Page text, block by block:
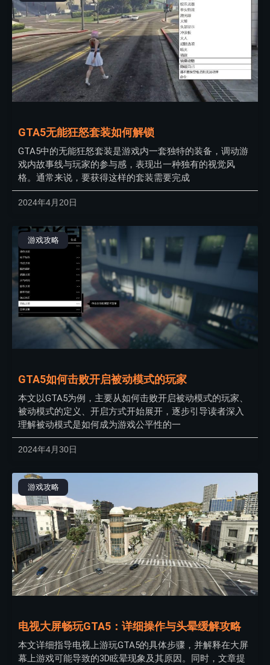
GTA5无能狂怒套装如何解锁
GTA5中的无能狂怒套装是游戏内一套独特的装备，调动游
戏内故事线与玩家的参与感，表现出一种独有的视觉风
格。通常来说，要获得这样的套装需要完成
2024年4月20日
游戏攻略
GTA5如何击败开启被动模式的玩家
本文以GTA5为例，主要从如何击败开启被动模式的玩家、
被动模式的定义、开启方式开始展开，逐步引导读者深入
理解被动模式是如何成为游戏公平性的一
2024年4月30日
游戏攻略
电视大屏畅玩GTA5：详细操作与头晕缓解攻略
本文详细指导电视上游玩GTA5的具体步骤，并解释在大屏
幕上游戏可能导致的3D眩晕现象及其原因。同时，文章提